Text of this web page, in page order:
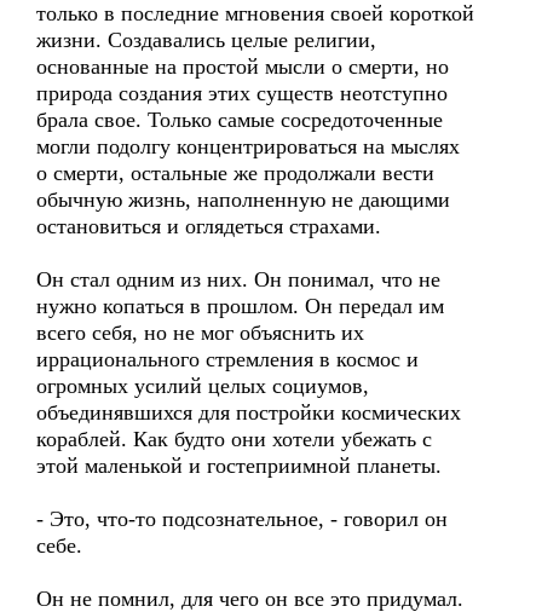
только в последние мгновения своей короткой
жизни. Создавались целые религии,
основанные на простой мысли о смерти, но
природа создания этих существ неотступно
брала свое. Только самые сосредоточенные
могли подолгу концентрироваться на мыслях
о смерти, остальные же продолжали вести
обычную жизнь, наполненную не дающими
остановиться и оглядеться страхами.
Он стал одним из них. Он понимал, что не
нужно копаться в прошлом. Он передал им
всего себя, но не мог объяснить их
иррационального стремления в космос и
огромных усилий целых социумов,
объединявшихся для постройки космических
кораблей. Как будто они хотели убежать с
этой маленькой и гостеприимной планеты.
- Это, что-то подсознательное, - говорил он
себе.
Он не помнил, для чего он все это придумал.